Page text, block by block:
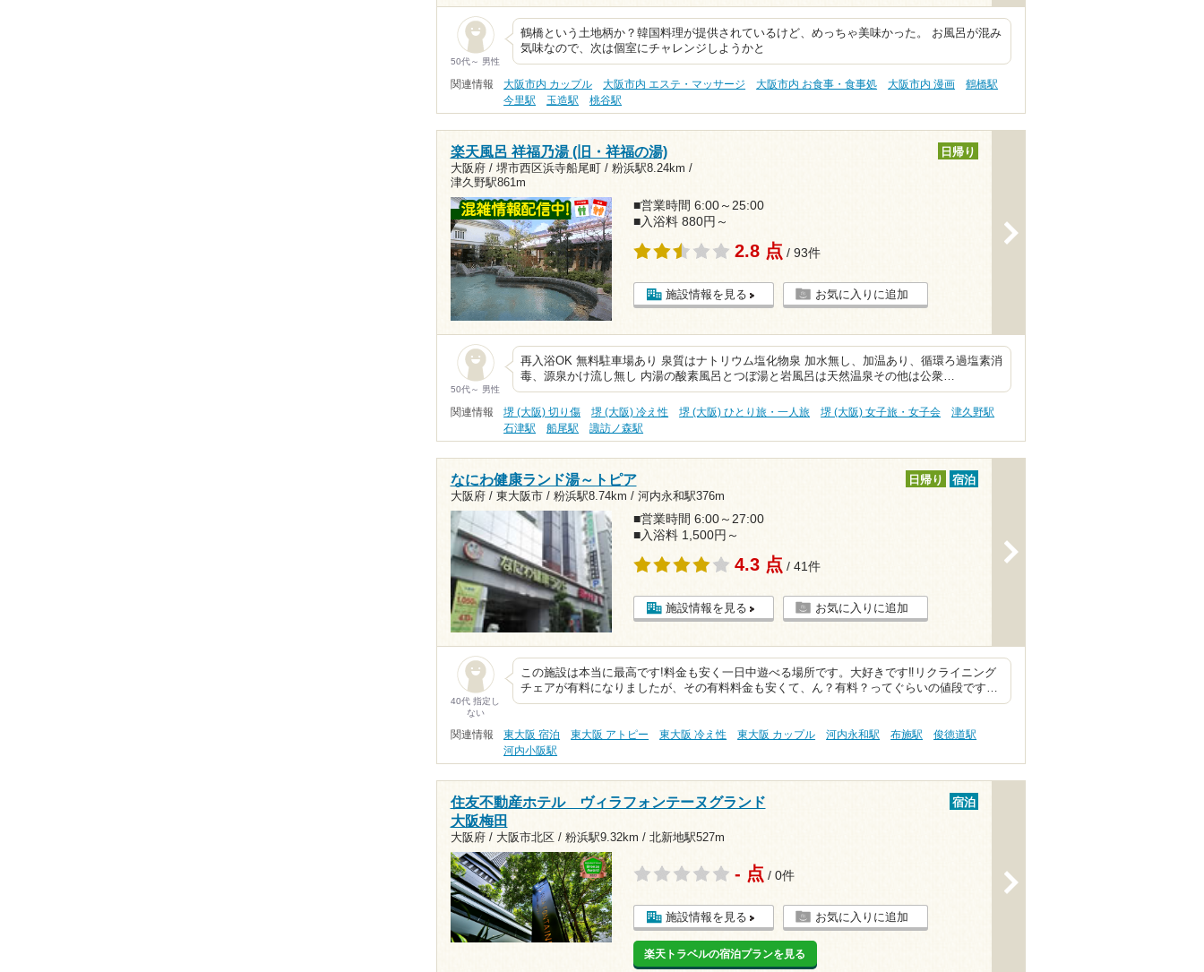
50代～ 男性
鶴橋という土地柄か？韓国料理が提供されているけど、めっちゃ美味かった。 お風呂が混み
気味なので、次は個室にチャレンジしようかと
関連情報 大阪市内 カップル 大阪市内 エステ・マッサージ 大阪市内 お食事・食事処 大阪市内 漫画
鶴橋駅
今里駅
玉造駅 桃谷駅
楽天風呂 祥福乃湯 (旧・祥福の湯)
大阪府 / 堺市西区浜寺船尾町 / 粉浜駅8.24km /
津久野駅861m
日帰り
■営業時間 6:00～25:00
■入浴料 880円～
2.8 点 / 93件
施設情報を見る お気に入りに追加
50代～ 男性
再入浴OK 無料駐車場あり 泉質はナトリウム塩化物泉 加水無し、加温あり、循環ろ過塩素消
毒、源泉かけ流し無し 内湯の酸素風呂とつぼ湯と岩風呂は天然温泉その他は公衆…
関連情報 堺 (大阪) 切り傷 堺 (大阪) 冷え性 堺 (大阪) ひとり旅・一人旅 堺 (大阪) 女子旅・女子会
津久野駅
石津駅
船尾駅 諏訪ノ森駅
なにわ健康ランド湯～トピア
大阪府 / 東大阪市 / 粉浜駅8.74km / 河内永和駅376m
日帰り 宿泊
■営業時間 6:00～27:00
■入浴料 1,500円～
4.3 点 / 41件
施設情報を見る お気に入りに追加
40代 指定し
ない
この施設は本当に最高です!料金も安く一日中遊べる場所です。大好きです‼︎リクライニング
チェアが有料になりましたが、その有料料金も安くて、ん？有料？ってぐらいの値段です…
関連情報 東大阪 宿泊 東大阪 アトピー 東大阪 冷え性 東大阪 カップル 河内永和駅 布施駅
俊徳道駅
河内小阪駅
住友不動産ホテル ヴィラフォンテーヌグランド
大阪梅田
大阪府 / 大阪市北区 / 粉浜駅9.32km / 北新地駅527m
宿泊
- 点 / 0件
施設情報を見る お気に入りに追加
楽天トラベルの宿泊プランを見る